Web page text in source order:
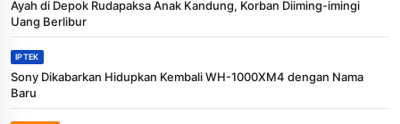
Ayah di Depok Rudapaksa Anak Kandung, Korban Diiming-imingi
Uang Berlibur
IPTEK
Sony Dikabarkan Hidupkan Kembali WH-1000XM4 dengan Nama
Baru